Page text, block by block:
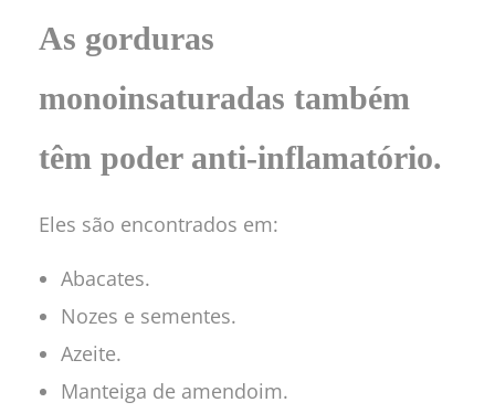
As gorduras
monoinsaturadas também
têm poder anti-inflamatório.
Eles são encontrados em:
Abacates.
Nozes e sementes.
Azeite.
Manteiga de amendoim.